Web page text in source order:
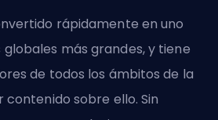
rápidamente en uno
más grandes, y tiene
de todos los ámbitos de la
sobre ello. Sin